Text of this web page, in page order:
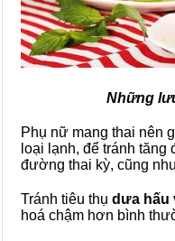
Những
Phụ nữ mang thai nên
loại lạnh, để tránh
đường thai kỳ, cũng
Tránh tiêu thụ dưa hấu
hoá chậm hơn bình